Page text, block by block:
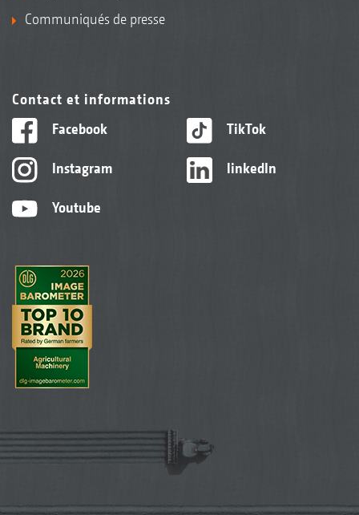
Communiqués de presse
Contact et informations
Facebook
Instagram
Youtube
TikTok
linkedIn